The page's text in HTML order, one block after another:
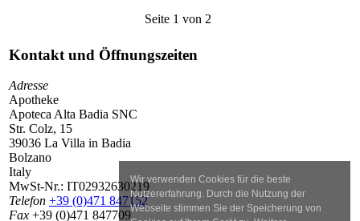
Wir verwenden Cookies für die beste
Nutzererfahrung. Durch die Nutzung der
Webseite stimmen Sie der Speicherung von
Seite 1 von 2
Kontakt und Öffnungszeiten
Adresse
Apotheke
Apoteca Alta Badia SNC
Str. Colz, 15
39036 La Villa in Badia
Bolzano
Italy
MwSt-Nr.: IT02932630219
Telefon +39 (0)471 847152
Fax +39 (0)471 847709